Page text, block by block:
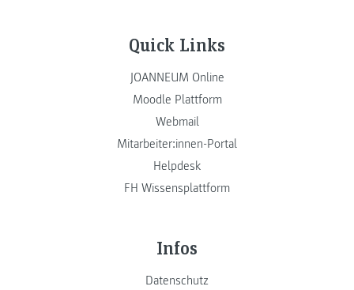
Quick Links
JOANNEUM Online
Moodle Plattform
Webmail
Mitarbeiter:innen-Portal
Helpdesk
FH Wissensplattform
Infos
Datenschutz